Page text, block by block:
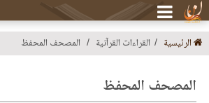
الرئيسية القراءات القرآنية المصحف المحفظ
المصحف المحفظ